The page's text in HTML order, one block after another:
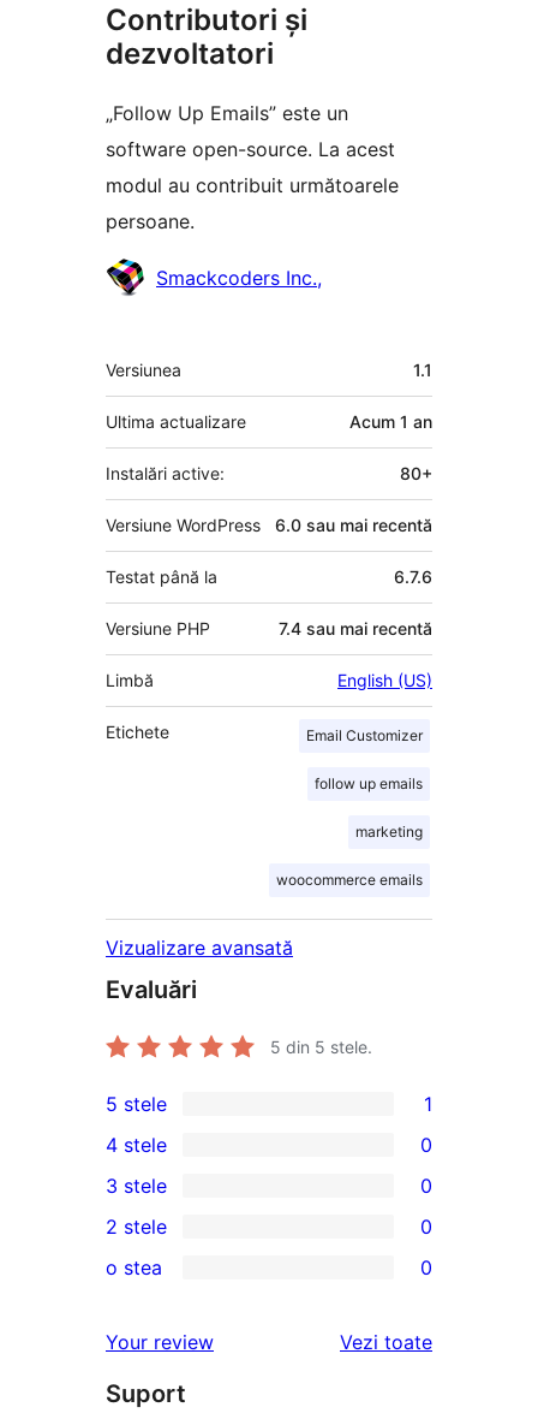
Contributori și
dezvoltatori
„Follow Up Emails” este un
software open-source. La acest
modul au contribuit următoarele
persoane.
Contributori
Smackcoders Inc.,
Meta
Versiunea 1.1
Ultima actualizare Acum 1 an
Instalări active: 80+
Versiune WordPress 6.0 sau mai recentă
Testat până la 6.7.6
Versiune PHP 7.4 sau mai recentă
Limbă English (US)
Etichete Email Customizer
follow up emails
marketing
woocommerce emails
Vizualizare avansată
Evaluări
5 din 5 stele.
1
5
–
recenzie
(stele)
5 stele 1
4
–
recenzii
4 stele 0
0
3
–
(stele)
3 stele 0
2
recenzii
(stele)
2 stele 0
0
–
recenzii
o stea 0
Your review Vezi toaterecenziile
Suport